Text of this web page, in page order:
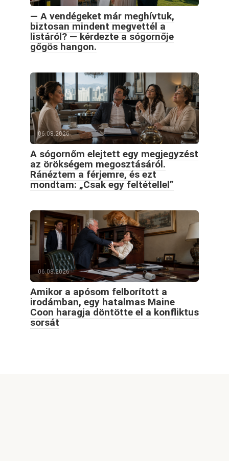
— A vendégeket már meghívtuk,
biztosan mindent megvettél a
listáról? — kérdezte a sógornője
gőgös hangon.
06.08.2026
A sógornőm elejtett egy megjegyzést
az örökségem megosztásáról.
Ránéztem a férjemre, és ezt
mondtam: „Csak egy feltétellel”
06.08.2026
Amikor a apósom felborított a
irodámban, egy hatalmas Maine
Coon haragja döntötte el a konfliktus
sorsát